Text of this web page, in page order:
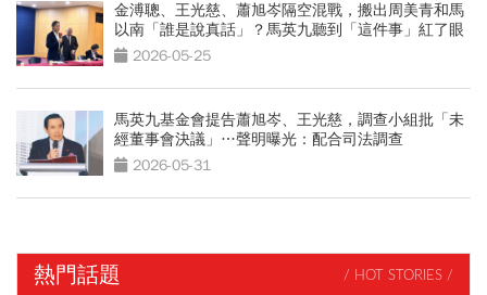
金溥聰、王光慈、蕭旭岑隔空混戰，搬出周美青和馬
以南「誰是說真話」？馬英九聽到「這件事」紅了眼
眶 2026-05-25
馬英九基金會提告蕭旭岑、王光慈，調查小組批「未
經董事會決議」…聲明曝光：配合司法調查
2026-05-31
熱門話題 / HOT STORIES /